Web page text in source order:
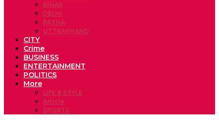
BIHAR
DELHI
PATNA
UTTRAKHAND
CITY
Crime
BUSINESS
ENTERTAINMENT
POLITICS
More
LIFE & STYLE
Article
SPORTS